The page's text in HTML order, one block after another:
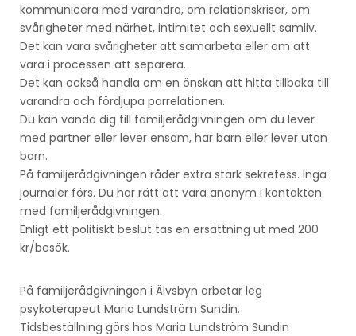
kommunicera med varandra, om relationskriser, om
svårigheter med närhet, intimitet och sexuellt samliv.
Det kan vara svårigheter att samarbeta eller om att
vara i processen att separera.
Det kan också handla om en önskan att hitta tillbaka till
varandra och fördjupa parrelationen.
Du kan vända dig till familjerådgivningen om du lever
med partner eller lever ensam, har barn eller lever utan
barn.
På familjerådgivningen råder extra stark sekretess. Inga
journaler förs. Du har rätt att vara anonym i kontakten
med familjerådgivningen.
Enligt ett politiskt beslut tas en ersättning ut med 200
kr/besök.
På familjerådgivningen i Älvsbyn arbetar leg
psykoterapeut Maria Lundström Sundin.
Tidsbeställning görs hos Maria Lundström Sundin